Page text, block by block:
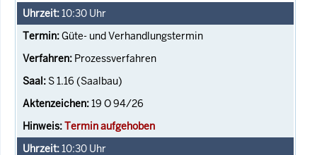
10:30 Uhr
Güte- und Verhandlungstermin
Prozessverfahren
S 1.16 (Saalbau)
19 O 94/26
Termin aufgehoben
10:30 Uhr